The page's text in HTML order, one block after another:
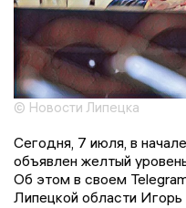
© Новости Липецка
Сегодня, 7 июля, в
объявлен желтый
Об этом в своем
Липецкой области